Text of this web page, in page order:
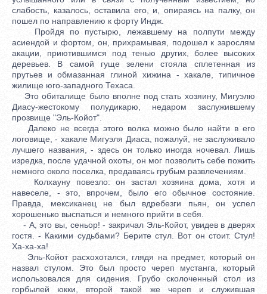
слабость, казалось, оставила его, и, опираясь на палку, он
пошел по направлению к форту Индж.
Пройдя по пустырю, лежавшему на полпути между
асиендой и фортом, он, прихрамывая, подошел к зарослям
акации, приютившимся под тенью других, более высоких
деревьев. В самой гуще зелени стояла сплетенная из
прутьев и обмазанная глиной хижина - хакале, типичное
жилище юго-западного Техаса.
Это обиталище было вполне под стать хозяину, Мигуэлю
Диасу-жестокому полудикарю, недаром заслужившему
прозвище "Эль-Койот".
Далеко не всегда этого волка можно было найти в его
логовище, - хакале Мигуэля Диаса, пожалуй, не заслуживало
лучшего названия, - здесь он только иногда ночевал. Лишь
изредка, после удачной охоты, он мог позволить себе пожить
немного около поселка, предаваясь грубым развлечениям.
Колхауну повезло: он застал хозяина дома, хотя и
навеселе, - это, впрочем, было его обычное состояние.
Правда, мексиканец не был вдребезги пьян, он успел
хорошенько выспаться и немного прийти в себя.
- А, это вы, сеньор! - закричал Эль-Койот, увидев в дверях
гостя. - Какими судьбами? Берите стул. Вот он стоит. Стул!
Ха-ха-ха!
Эль-Койот расхохотался, глядя на предмет, который он
назвал стулом. Это был просто череп мустанга, который
использовался для сидения. Грубо сколоченный стол из
горбылей юкки, второй такой же череп и служившая